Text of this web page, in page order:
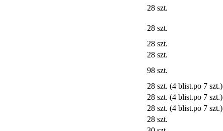
28 szt.
28 szt.
28 szt.
28 szt.
98 szt.
28 szt. (4 blist.po 7 szt.)
28 szt. (4 blist.po 7 szt.)
28 szt. (4 blist.po 7 szt.)
28 szt.